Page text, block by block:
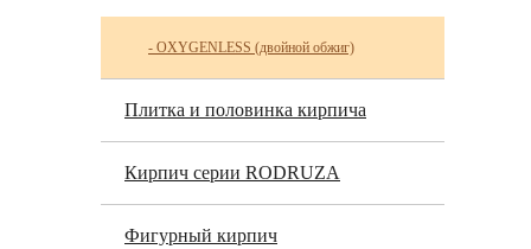
- OXYGENLESS (двойной обжиг)
Плитка и половинка кирпича
Кирпич серии RODRUZA
Фигурный кирпич